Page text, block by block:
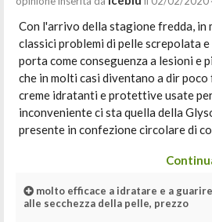
Con l'arrivo della stagione fredda, in
classici problemi di pelle screpolata e
porta come conseguenza a lesioni e
che in molti casi diventano a dir
creme idratanti e protettive usate
inconveniente ci sta quella della
presente in confezione circolare di
molto efficace a idratare e a
alle secchezza della pelle, prezzo